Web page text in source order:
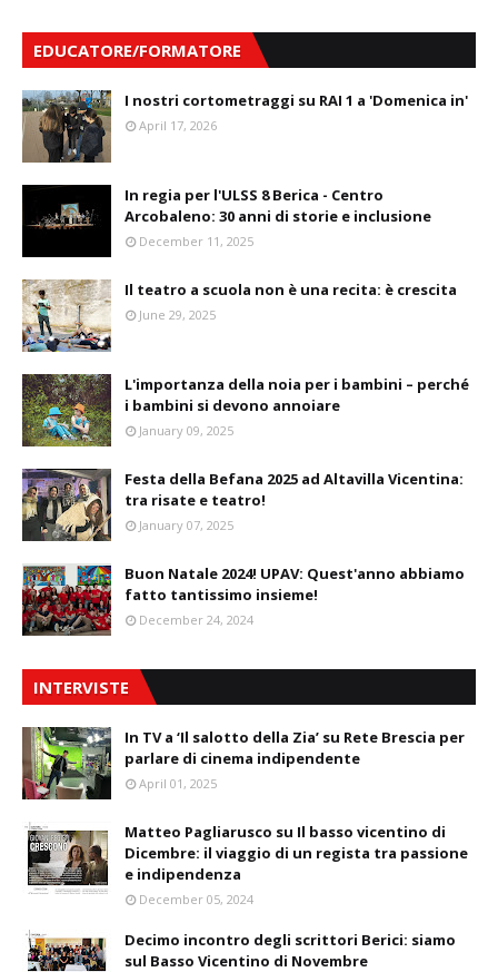
EDUCATORE/FORMATORE
I nostri cortometraggi su RAI 1 a 'Domenica in'
April 17, 2026
In regia per l'ULSS 8 Berica - Centro
Arcobaleno: 30 anni di storie e inclusione
December 11, 2025
Il teatro a scuola non è una recita: è crescita
June 29, 2025
L'importanza della noia per i bambini – perché
i bambini si devono annoiare
January 09, 2025
Festa della Befana 2025 ad Altavilla Vicentina:
tra risate e teatro!
January 07, 2025
Buon Natale 2024! UPAV: Quest'anno abbiamo
fatto tantissimo insieme!
December 24, 2024
INTERVISTE
In TV a ‘Il salotto della Zia’ su Rete Brescia per
parlare di cinema indipendente
April 01, 2025
Matteo Pagliarusco su Il basso vicentino di
Dicembre: il viaggio di un regista tra passione
e indipendenza
December 05, 2024
Decimo incontro degli scrittori Berici: siamo
sul Basso Vicentino di Novembre